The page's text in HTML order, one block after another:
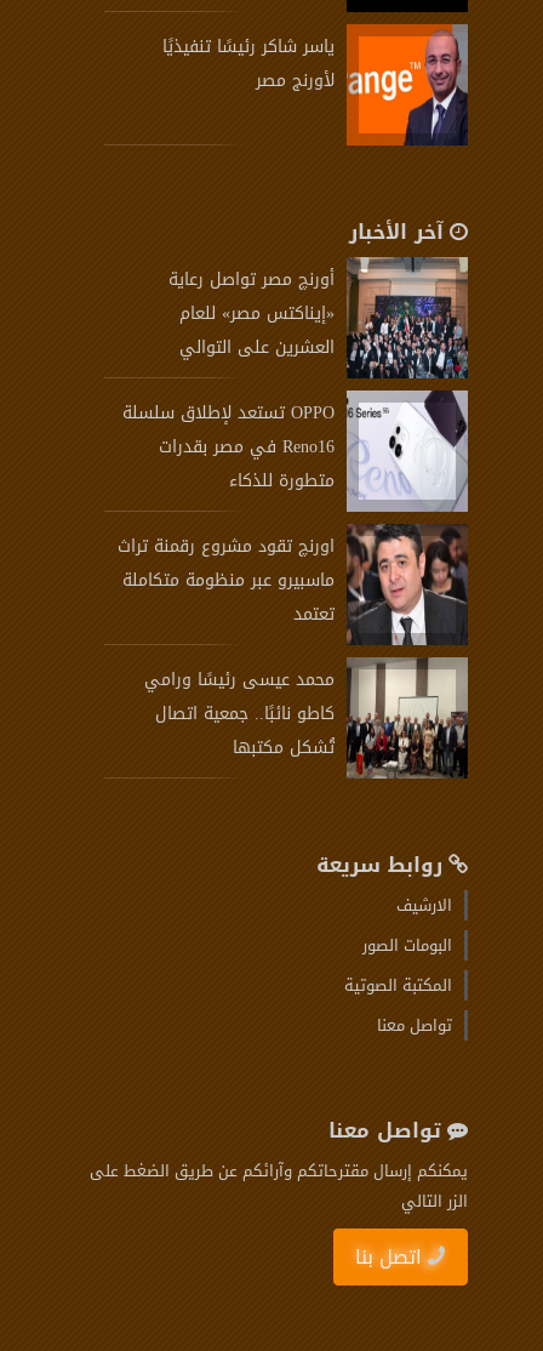
ياسر شاكر رئيسًا تنفيذيًا
لأورنج مصر
آخر الأخبار
أورنچ مصر تواصل رعاية
«إيناكتس مصر» للعام
العشرين على التوالي
OPPO تستعد لإطلاق سلسلة
Reno16 في مصر بقدرات
متطورة للذكاء
اورنچ تقود مشروع رقمنة تراث
ماسبيرو عبر منظومة متكاملة
تعتمد
محمد عيسى رئيسًا ورامي
كاطو نائبًا.. جمعية اتصال
تُشكل مكتبها
روابط سريعة
الارشيف
البومات الصور
المكتبة الصوتية
تواصل معنا
تواصل معنا
يمكنكم إرسال مقترحاتكم وآرائكم عن طريق الضغط على
الزر التالي
اتصل بنا